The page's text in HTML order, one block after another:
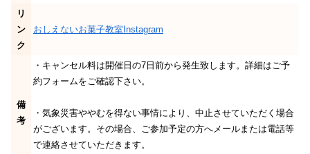
リ
ン
ク
おしえないお菓子教室Instagram
備
考
・キャンセル料は開催日の7日前から発生致します。詳細はご予
約フォームをご確認下さい。
・気象災害ややむを得ない事情により、中⽌させていただく場合
がございます。その場合、ご参加予定の⽅へメールまたは電話等
で連絡させていただきます。